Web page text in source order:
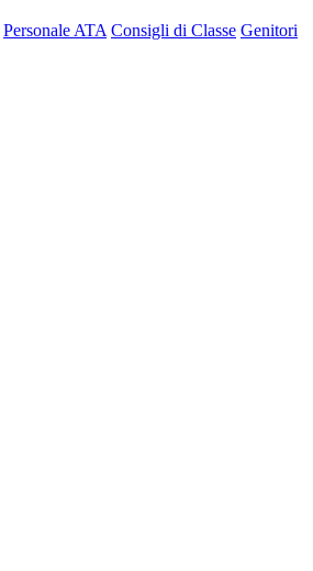
Personale ATA Consigli di Classe Genitori